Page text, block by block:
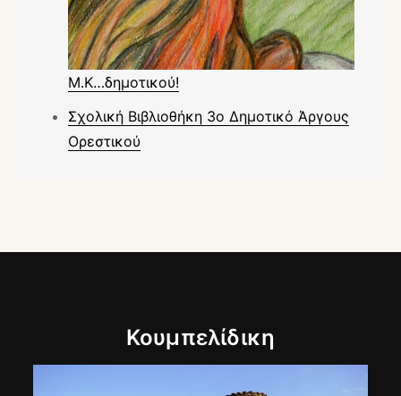
Μ.Κ…δημοτικού!
Σχολική Βιβλιοθήκη 3ο Δημοτικό Άργους
Ορεστικού
Κουμπελίδικη